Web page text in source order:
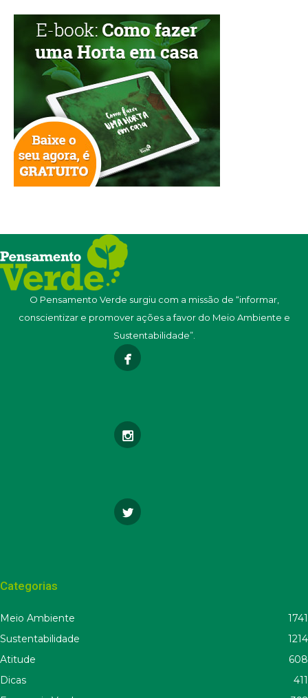
O Pensamento Verde surgiu com a missão de “informar,
conscientizar e promover ações a favor do Meio Ambiente e
Sustentabilidade”.
Categorias
Meio Ambiente
1741
Sustentabilidade
1214
Atitude
608
Dicas
411